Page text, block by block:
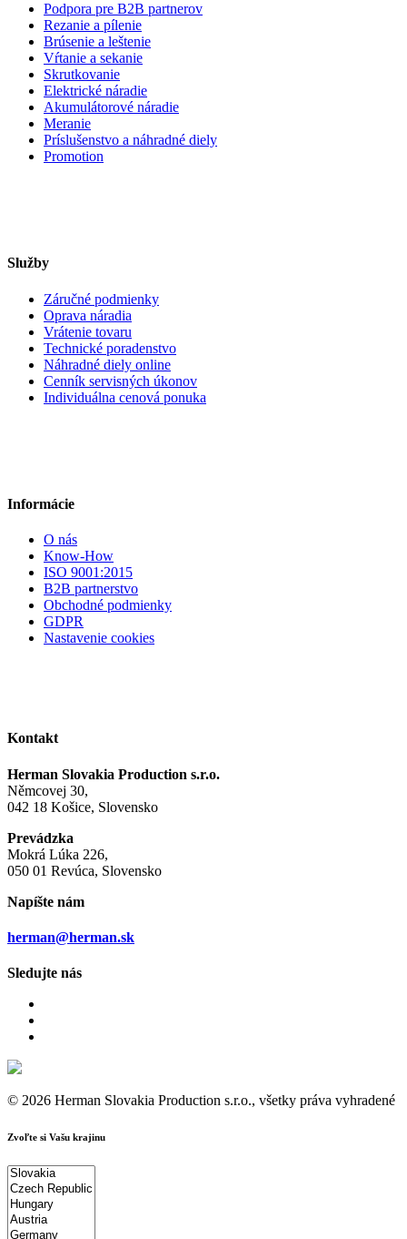
Podpora pre B2B partnerov
Rezanie a pílenie
Brúsenie a leštenie
Vŕtanie a sekanie
Skrutkovanie
Elektrické náradie
Akumulátorové náradie
Meranie
Príslušenstvo a náhradné diely
Promotion
Služby
Záručné podmienky
Oprava náradia
Vrátenie tovaru
Technické poradenstvo
Náhradné diely online
Cenník servisných úkonov
Individuálna cenová ponuka
Informácie
O nás
Know-How
ISO 9001:2015
B2B partnerstvo
Obchodné podmienky
GDPR
Nastavenie cookies
Kontakt
Herman Slovakia Production s.r.o.
Němcovej 30,
042 18 Košice, Slovensko
Prevádzka
Mokrá Lúka 226,
050 01 Revúca, Slovensko
Napíšte nám
herman@herman.sk
Sledujte nás
© 2026 Herman Slovakia Production s.r.o., všetky práva vyhradené
Zvoľte si Vašu krajinu